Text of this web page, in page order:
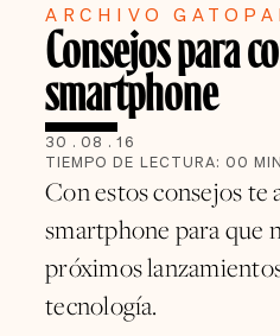
ARCHIVO
Consejos para
smartphone
30 . 08 . 16
TIEMPO DE LECTURA: 00 MIN
Con estos consejos te
smartphone para que
próximos
tecnología.